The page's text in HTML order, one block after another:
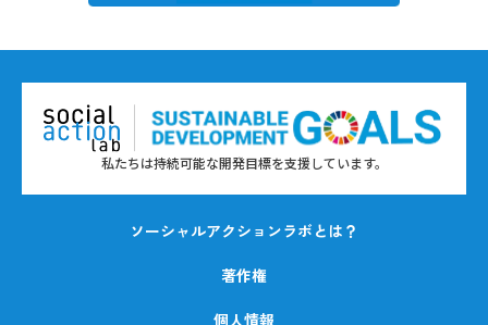
私たちは持続可能な開発目標を支援しています。
ソーシャルアクションラボとは？
著作権
個人情報